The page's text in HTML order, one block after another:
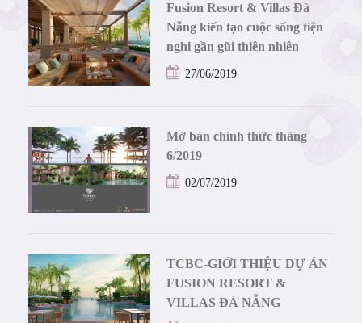
Fusion Resort & Villas Đà
Nẵng kiến tạo cuộc sống tiện
nghi gần gũi thiên nhiên
27/06/2019
Mở bán chính thức tháng
6/2019
02/07/2019
TCBC-GIỚI THIỆU DỰ ÁN
FUSION RESORT &
VILLAS ĐÀ NẴNG